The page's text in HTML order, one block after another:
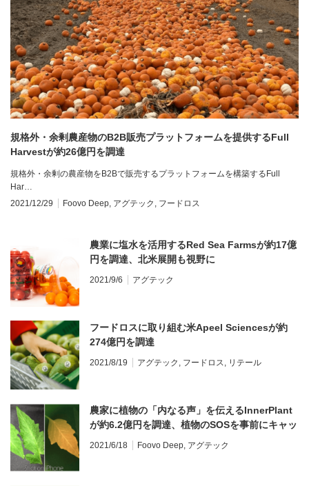
規格外・余剰農産物のB2B販売プラットフォームを提供するFull
Harvestが約26億円を調達
規格外・余剰の農産物をB2Bで販売するプラットフォームを構築するFull
Har…
2021/12/29
Foovo Deep, アグテック , フードロス
農業に塩水を活用するRed Sea Farmsが約17億
円を調達、北米展開も視野に
2021/9/6 アグテック
フードロスに取り組む米Apeel Sciencesが約
274億円を調達
2021/8/19 アグテック , フードロス, リテール
農家に植物の「内なる声」を伝えるInnerPlant
が約6.2億円を調達、植物のSOSを事前にキャッ
チ
2021/6/18 Foovo Deep, アグテック